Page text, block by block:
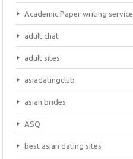
Academic Paper writing service
adult chat
adult sites
asiadatingclub
asian brides
ASQ
best asian dating sites